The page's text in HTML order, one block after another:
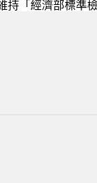
持「經濟部標準